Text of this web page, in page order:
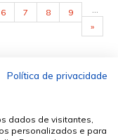
6 7 8 9
»
Política de privacidade
dados de visitantes,
personalizados e para